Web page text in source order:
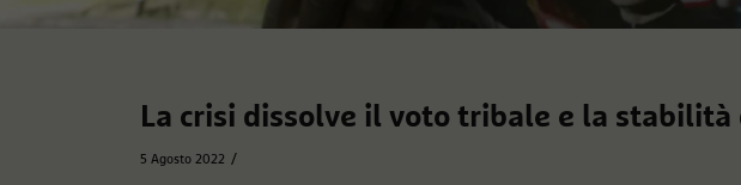
La crisi dissolve il voto tribale e la stabilità
5 Agosto 2022 /